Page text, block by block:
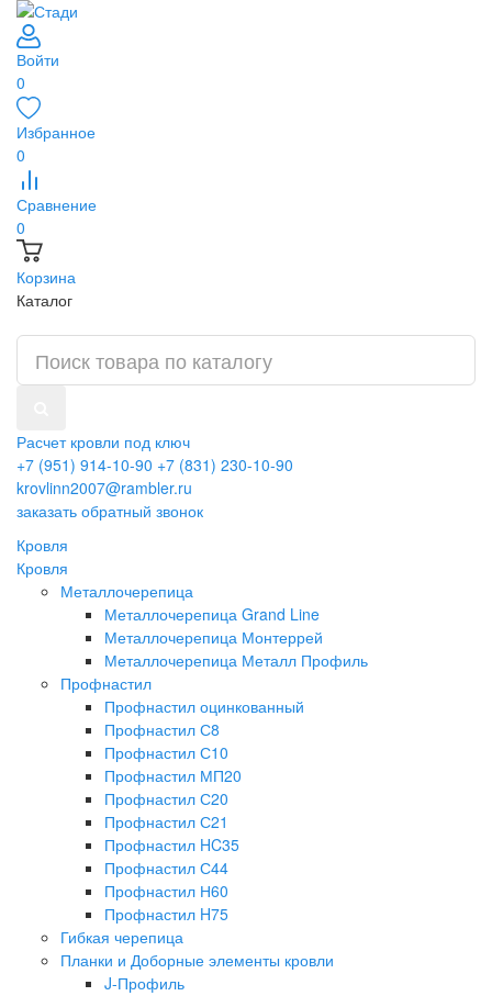
Войти
0
Избранное
0
Сравнение
0
Корзина
Каталог
Расчет кровли под ключ
+7 (951) 914-10-90 +7 (831) 230-10-90
krovlinn2007@rambler.ru
заказать обратный звонок
Кровля
Кровля
Металлочерепица
Металлочерепица Grand Line
Металлочерепица Монтеррей
Металлочерепица Металл Профиль
Профнастил
Профнастил оцинкованный
Профнастил С8
Профнастил С10
Профнастил МП20
Профнастил С20
Профнастил С21
Профнастил HC35
Профнастил С44
Профнастил Н60
Профнастил H75
Гибкая черепица
Планки и Доборные элементы кровли
J-Профиль